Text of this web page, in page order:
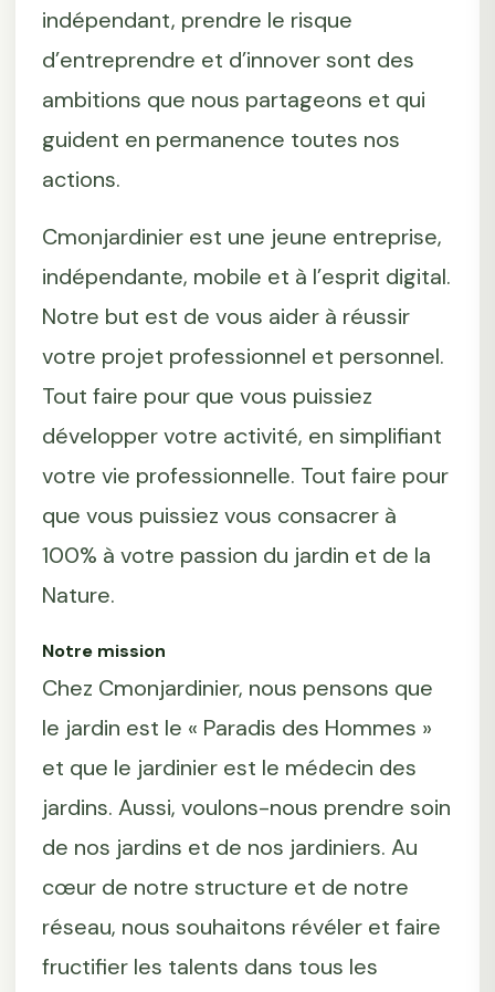
indépendant, prendre le risque
d’entreprendre et d’innover sont des
ambitions que nous partageons et qui
guident en permanence toutes nos
actions.
Cmonjardinier est une jeune entreprise,
indépendante, mobile et à l’esprit digital.
Notre but est de vous aider à réussir
votre projet professionnel et personnel.
Tout faire pour que vous puissiez
développer votre activité, en simplifiant
votre vie professionnelle. Tout faire pour
que vous puissiez vous consacrer à
100% à votre passion du jardin et de la
Nature.
Notre mission
Chez Cmonjardinier, nous pensons que
le jardin est le « Paradis des Hommes »
et que le jardinier est le médecin des
jardins. Aussi, voulons-nous prendre soin
de nos jardins et de nos jardiniers. Au
cœur de notre structure et de notre
réseau, nous souhaitons révéler et faire
fructifier les talents dans tous les